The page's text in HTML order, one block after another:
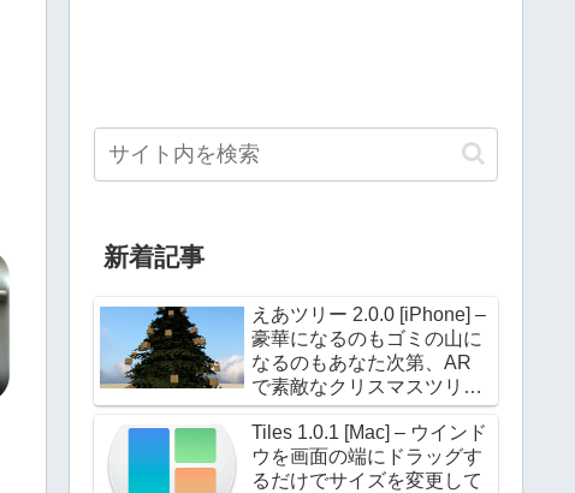
新着記事
えあツリー 2.0.0 [iPhone] –
豪華になるのもゴミの山に
なるのもあなた次第、AR
で素敵なクリスマスツリー
を飾ろう！
Tiles 1.0.1 [Mac] – ウインド
ウを画面の端にドラッグす
るだけでサイズを変更して